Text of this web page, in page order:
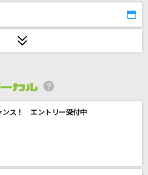
ーを
ンス！ エントリー受付中